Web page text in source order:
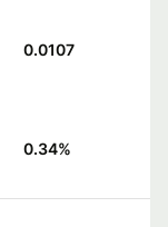
0.0107
0.34%